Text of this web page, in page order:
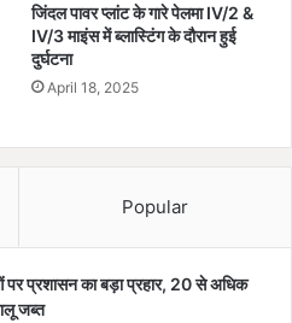
जिंदल पावर प्लांट के गारे पेलमा IV/2 &
IV/3 माइंस में ब्लास्टिंग के दौरान हुई
दुर्घटना
April 18, 2025
Popular
पर प्रशासन का बड़ा प्रहार, 20 से अधिक
जब्त